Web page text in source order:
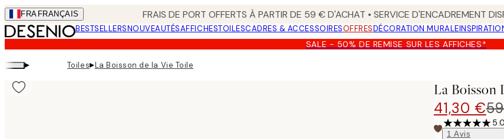
Skip
to
main
content.
FRA FRANÇAIS FRAIS DE PORT OFFERTS À PARTIR DE 59 € D'ACHAT • SERVICE D'ENCADREMENT
BESTSELLERSNOUVEAUTÉSAFFICHESTOILESCADRES & ACCESSOIRESOFFRESDÉCORATION MURALE
SALE - 50% DE REMISE SUR LES AFFICHES*
▸ Toiles▸La Boisson de la Vie Toile
La Boisson
41,30 €
5.0
1 Avis